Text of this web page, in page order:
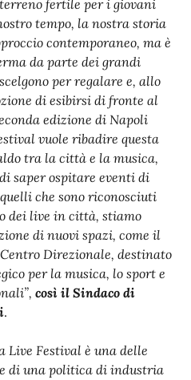
fertile per i giovani
tempo, la nostra storia
contemporaneo, ma è
da parte dei grandi
per regalare e, allo
di esibirsi di fronte al
edizione di Napoli
vuole ribadire questa
tra la città e la musica,
saper ospitare eventi di
che sono riconosciuti
dei live in città, stiamo
di nuovi spazi, come il
Direzionale, destinato
per la musica, lo sport e
così il Sindaco di
.
Live Festival è una delle
di una politica di industria